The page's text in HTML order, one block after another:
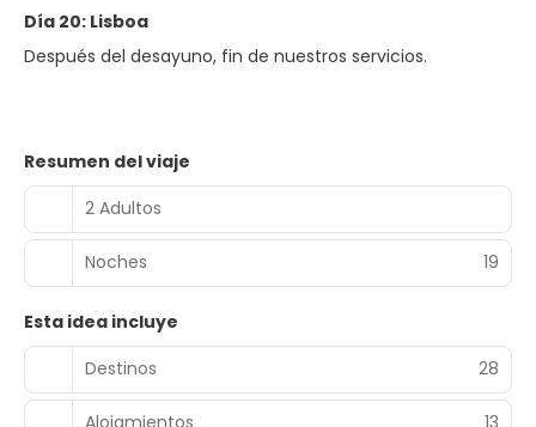
Día 20: Lisboa
Después del desayuno, fin de nuestros servicios.
Resumen del viaje
2 Adultos
Noches 19
Esta idea incluye
Destinos
28